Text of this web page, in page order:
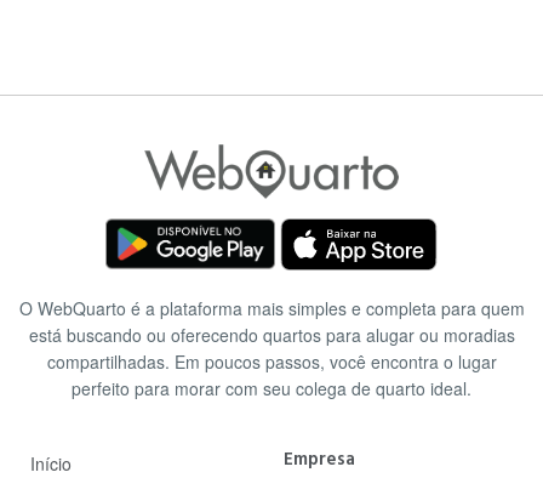
O WebQuarto é a plataforma mais simples e completa para quem
está buscando ou oferecendo quartos para alugar ou moradias
compartilhadas. Em poucos passos, você encontra o lugar
perfeito para morar com seu colega de quarto ideal.
Início
Empresa